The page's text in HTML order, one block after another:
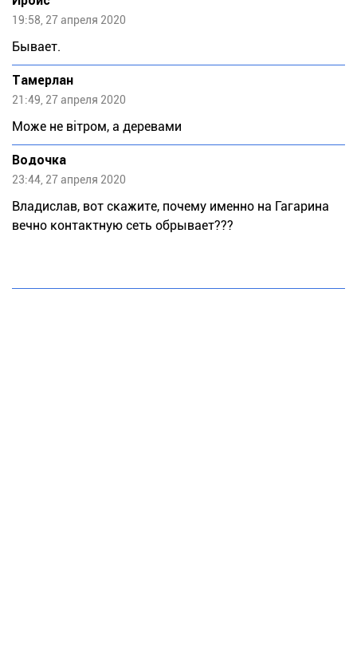
19:58, 27 апреля 2020
Бывает.
Тaмeрлан
21:49, 27 апреля 2020
Може не вітром, а деревами
Водочка
23:44, 27 апреля 2020
Владислав, вот скажите, почему именно на Гагарина
вечно контактную сеть обрывает???